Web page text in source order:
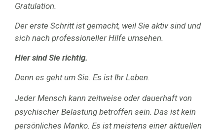
Gratulation.
Der erste Schritt ist gemacht, weil Sie aktiv sind und
sich nach professioneller Hilfe umsehen.
Hier sind Sie richtig.
Denn es geht um Sie. Es ist Ihr Leben.
Jeder Mensch kann zeitweise oder dauerhaft von
psychischer Belastung betroffen sein. Das ist kein
persönliches Manko. Es ist meistens einer aktuellen